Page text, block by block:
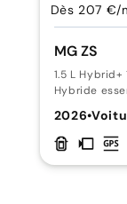
MG ZS
1.5 L Hybrid+
Hybride
2026•
Dès 207 €/